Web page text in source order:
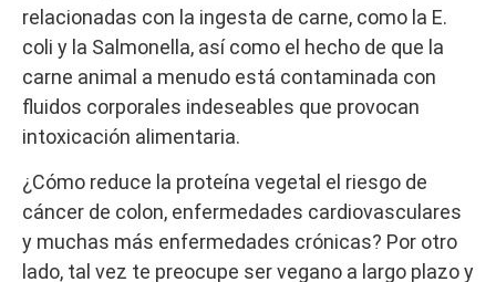
relacionadas con la ingesta de carne, como la E.
coli y la Salmonella, así como el hecho de que la
carne animal a menudo está contaminada con
fluidos corporales indeseables que provocan
intoxicación alimentaria.
¿Cómo reduce la proteína vegetal el riesgo de
cáncer de colon, enfermedades cardiovasculares
y muchas más enfermedades crónicas? Por otro
lado, tal vez te preocupe ser vegano a largo plazo y